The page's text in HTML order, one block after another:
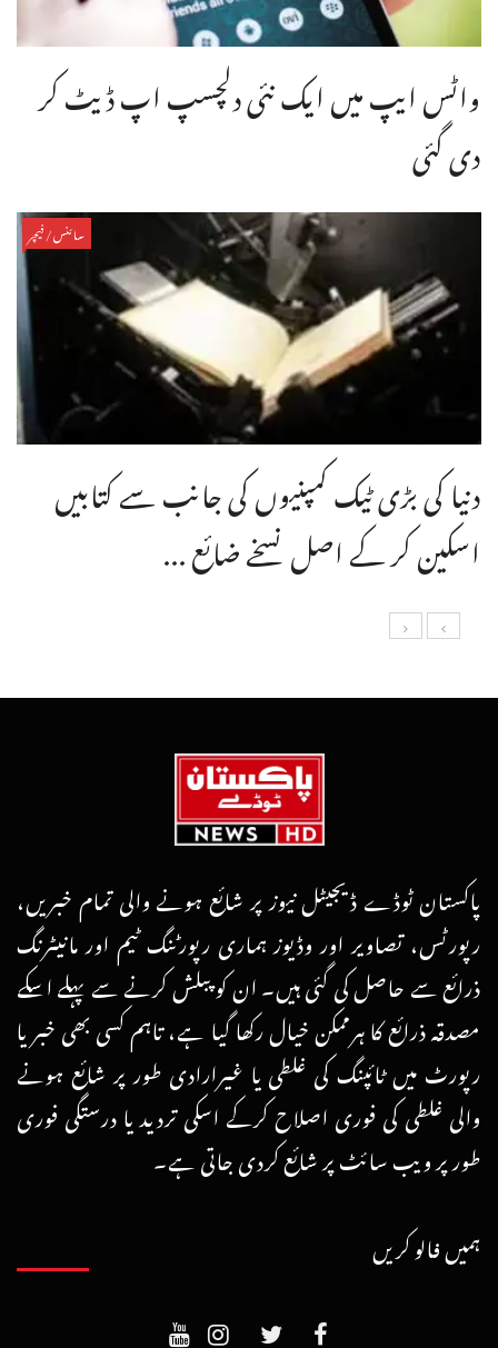
واٹس ایپ میں ایک نئی دلچسپ اپ ڈیٹ کر
دی گئی
سائنس/فیچر
دنیا کی بڑی ٹیک کمپنیوں کی جانب سے کتابیں
اسکین کر کے اصل نسخے ضائع ...
پاکستان ٹوڈے ڈیجیٹل نیوز پر شائع ہونے والی تمام خبریں،
رپورٹس، تصاویر اور وڈیوز ہماری رپورٹنگ ٹیم اور مانیٹرنگ
ذرائع سے حاصل کی گئی ہیں۔ ان کو پبلش کرنے سے پہلے اسکے
مصدقہ ذرائع کا ہرممکن خیال رکھا گیا ہے، تاہم کسی بھی خبر یا
رپورٹ میں ٹائپنگ کی غلطی یا غیرارادی طور پر شائع ہونے
والی غلطی کی فوری اصلاح کرکے اسکی تردید یا درستگی فوری
طور پر ویب سائٹ پر شائع کردی جاتی ہے۔
ہمیں فالو کریں